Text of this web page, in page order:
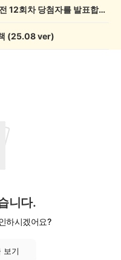
💰[당첨자 발표] 우리 동네 썰전 12회차 당첨자를 발표합니다!
(25.08 ver)
니다.
하시겠어요?
보기